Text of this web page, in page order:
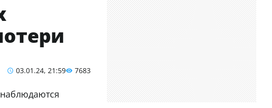
03.01.24, 21:59 7683